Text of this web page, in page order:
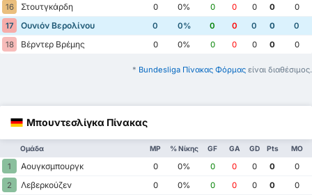
16
Στουτγκάρδη 0 0% 0 0 0 0
0
17
Ουνιόν Βερολίνου 0 0% 0 0 0 0
0
18
Βέρντερ Βρέμης 0 0% 0 0 0 0 0
* Bundesliga Πίνακας Φόρμας είναι διαθέσιμος.
Μπουντεσλίγκα Πίνακας
Ομάδα MP % Νίκης GF GA GD Pts ΜΟ
1 Αουγκσμπουργκ 0 0% 0 0 0 0
0
2
Λεβερκούζεν 0 0% 0 0 0 0
0